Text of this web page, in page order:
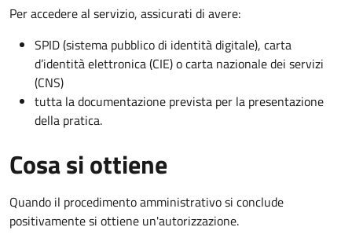
Per accedere al servizio, assicurati di avere:
SPID (sistema pubblico di identità digitale), carta
d’identità elettronica (CIE) o carta nazionale dei servizi
(CNS)
tutta la documentazione prevista per la presentazione
della pratica.
Cosa si ottiene
Quando il procedimento amministrativo si conclude
positivamente si ottiene un'autorizzazione.